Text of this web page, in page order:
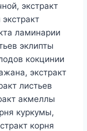
экстракт
ламинарии
эклипты
кокцинии
экстракт
листьев
акмеллы
куркумы,
корня